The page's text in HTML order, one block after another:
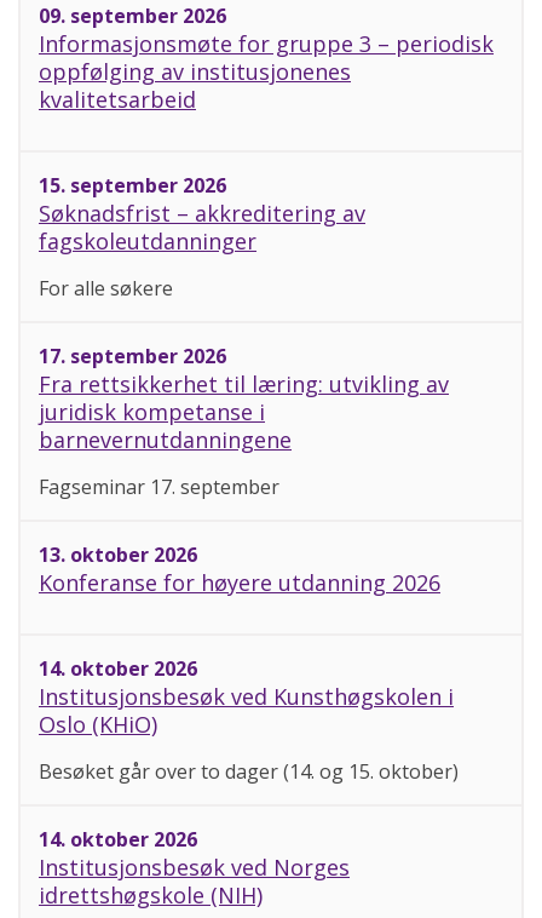
09. september 2026
Informasjonsmøte for gruppe 3 – periodisk
oppfølging av institusjonenes
kvalitetsarbeid
15. september 2026
Søknadsfrist – akkreditering av
fagskoleutdanninger
For alle søkere
17. september 2026
Fra rettsikkerhet til læring: utvikling av
juridisk kompetanse i
barnevernutdanningene
Fagseminar 17. september
13. oktober 2026
Konferanse for høyere utdanning 2026
14. oktober 2026
Institusjonsbesøk ved Kunsthøgskolen i
Oslo (KHiO)
Besøket går over to dager (14. og 15. oktober)
14. oktober 2026
Institusjonsbesøk ved Norges
idrettshøgskole (NIH)